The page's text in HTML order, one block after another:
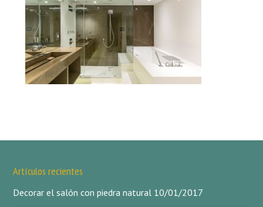
Artículos recientes
Decorar el salón con piedra natural 10/01/2017